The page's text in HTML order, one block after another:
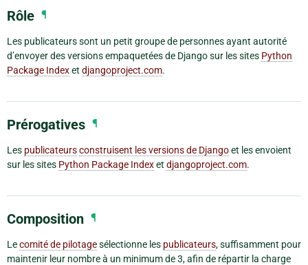
Rôle ¶
Les publicateurs sont un petit groupe de personnes ayant autorité
d’envoyer des versions empaquetées de Django sur les sites Python
Package Indexet djangoproject.com.
Prérogatives ¶
Les publicateursconstruisent les versions de Djangoet les envoient
sur les sites Python Package Indexet djangoproject.com.
Composition ¶
Lecomité de pilotagesélectionne les publicateurs, suffisamment pour
maintenir leur nombre à un minimum de 3, afin de répartir la charge